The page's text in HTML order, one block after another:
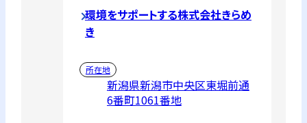
環境をサポートする株式会社きらめ
き
所在地
新潟県新潟市中央区東堀前通
6番町1061番地